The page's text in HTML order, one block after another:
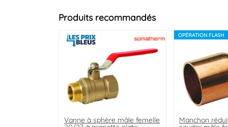
Produits recommandés
Vanne à sphère mâle femelle
OPÉRATION FLASH
Manchon
Vanne à sphère double Mamelon
Régulateur de pression à Mamelon